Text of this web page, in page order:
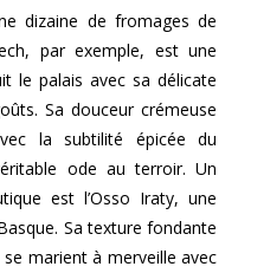
dizaine de fromages de
par exemple, est une
le palais avec sa délicate
Sa douceur crémeuse
la subtilité épicée du
ode au terroir. Un
est l’Osso Iraty, une
Sa texture fondante
marient à merveille avec